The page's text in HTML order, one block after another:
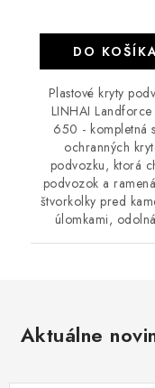
DO
Plastové kryty
LINHAI
650 - kompletná
ochranných
podvozku, ktorá
podvozok a
štvorkolky pred
úlomkami,
Aktuálne